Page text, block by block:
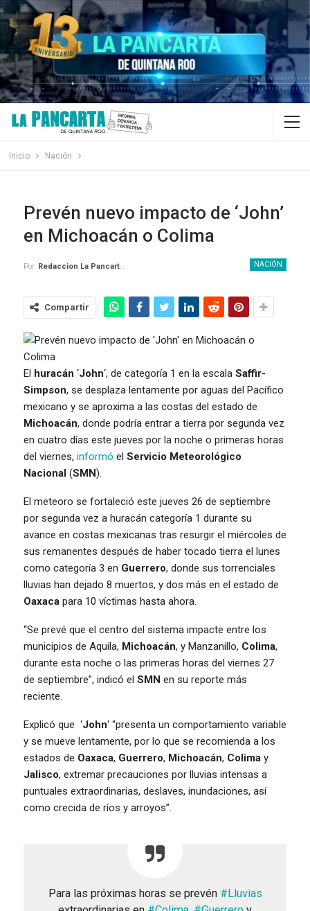
Inicio Nación
Prevén nuevo impacto de ‘John’
en Michoacán o Colima
NACIÓN
Por Redaccion La Pancarta De Quintana Roo
Compartir
El huracán ‘John‘, de categoría 1 en la escala Saffir-
Simpson, se desplaza lentamente por aguas del Pacífico
mexicano y se aproxima a las costas del estado de
Michoacán, donde podría entrar a tierra por segunda vez
en cuatro días este jueves por la noche o primeras horas
del viernes, informó el Servicio Meteorológico
Nacional (SMN).
El meteoro se fortaleció este jueves 26 de septiembre
por segunda vez a huracán categoría 1 durante su
avance en costas mexicanas tras resurgir el miércoles de
sus remanentes después de haber tocado tierra el lunes
como categoría 3 en Guerrero, donde sus torrenciales
lluvias han dejado 8 muertos, y dos más en el estado de
Oaxaca para 10 víctimas hasta ahora.
“Se prevé que el centro del sistema impacte entre los
municipios de Aquila, Michoacán, y Manzanillo, Colima,
durante esta noche o las primeras horas del viernes 27
de septiembre”, indicó el SMN en su reporte más
reciente.
Explicó que ‘John‘ “presenta un comportamiento variable
y se mueve lentamente, por lo que se recomienda a los
estados de Oaxaca, Guerrero, Michoacán, Colima y
Jalisco, extremar precauciones por lluvias intensas a
puntuales extraordinarias, deslaves, inundaciones, así
como crecida de ríos y arroyos”.
Para las próximas horas se prevén #Lluvias